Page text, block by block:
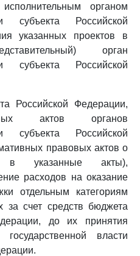
органом
субъекта Российской
указанных проектов в
орган
субъекта Российской
Российской Федерации,
актов органов
субъекта Российской
правовых актов о
в указанные акты),
расходов на оказание
отдельным категориям
за счет средств бюджета
до их принятия
власти